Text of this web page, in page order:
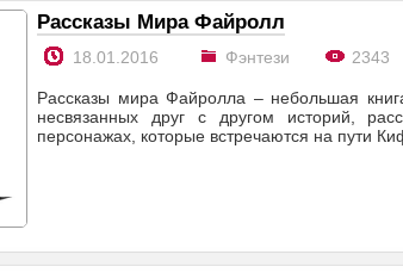
Рассказы Мира Файролл
18.01.2016 Фэнтези 2343
Рассказы мира Файролла – небольшая
несвязанных друг с другом историй,
персонажах, которые встречаются на пути